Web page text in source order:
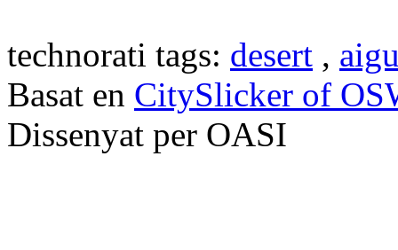
technorati tags: desert ,
Basat en CitySlicker of
Dissenyat per OASI